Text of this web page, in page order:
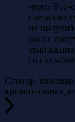
через
сделка не
не
вы не
со
Сговор,
криминальная